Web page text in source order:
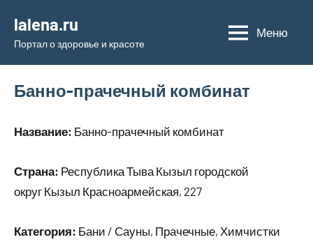
содержимому
lalena.ru
Портал о здоровье и красоте
Меню
Банно-прачечный комбинат
Название: Банно-прачечный комбинат
Страна: Республика Тыва Кызыл городской
округ Кызыл Красноармейская, 227
Категория: Бани / Сауны, Прачечные, Химчистки